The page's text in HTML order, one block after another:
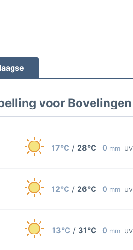
voor Bovelingen
17°C / 28°C 0 mm UV
12°C / 26°C 0 mm UV
13°C / 31°C 0 mm UV